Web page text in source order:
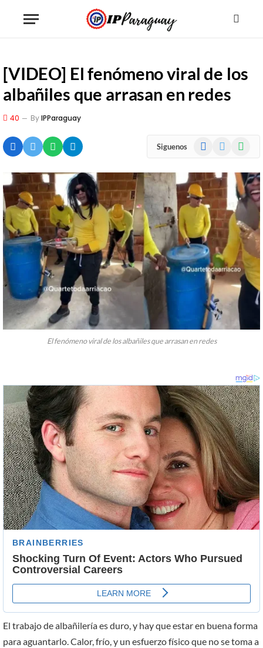
[VIDEO] El fenómeno viral de los
albañiles que arrasan en redes
40 ByIPParaguay
Siguenos Facebook
El fenómeno viral de los albañiles que arrasan en redes
El trabajo de albañilería es duro, y hay que estar en buena forma
para aguantarlo. Calor, frío, y un esfuerzo físico que no se toma a